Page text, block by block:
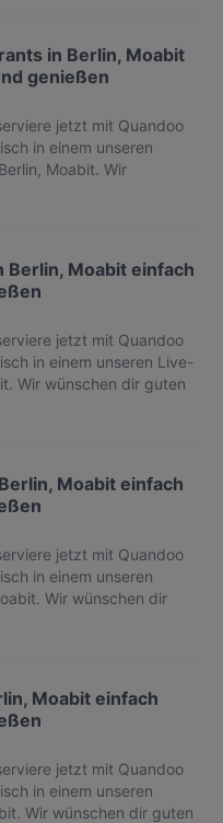
in Berlin, Moabit
genießen
jetzt mit Quandoo
in einem unseren
Moabit. Wir
Berlin, Moabit einfach
jetzt mit Quandoo
in einem unseren Live-
Wir wünschen dir guten
Moabit einfach
jetzt mit Quandoo
in einem unseren
Wir wünschen dir
Moabit einfach
jetzt mit Quandoo
in einem unseren
Wir wünschen dir guten